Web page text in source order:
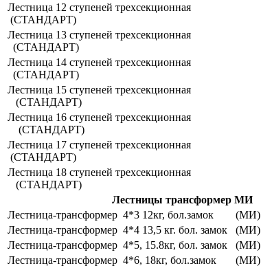
Лестница 12 ступеней трехсекционная
(СТАНДАРТ)
Лестница 13 ступеней трехсекционная
(СТАНДАРТ)
Лестница 14 ступеней трехсекционная
(СТАНДАРТ)
Лестница 15 ступеней трехсекционная
(СТАНДАРТ)
Лестница 16 ступеней трехсекционная
(СТАНДАРТ)
Лестница 17 ступеней трехсекционная
(СТАНДАРТ)
Лестница 18 ступеней трехсекционная
(СТАНДАРТ)
Лестницы трансформер МИ
Лестница-трансформер 4*3 12кг, бол.замок (МИ)
Лестница-трансформер 4*4 13,5 кг. бол. замок (МИ)
Лестница-трансформер 4*5, 15.8кг, бол. замок (МИ)
Лестница-трансформер 4*6, 18кг, бол.замок (МИ)